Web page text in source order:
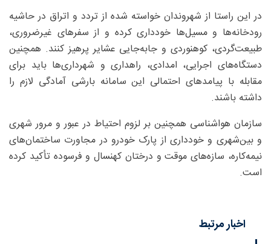
در این راستا از شهروندان خواسته شده از تردد و اتراق در حاشیه
رودخانه‌ها و مسیل‌ها خودداری کرده و از سفرهای غیرضروری،
طبیعت‌گردی، کوهنوردی و جابه‌جایی عشایر پرهیز کنند. همچنین
دستگاه‌های اجرایی، امدادی، راهداری و شهرداری‌ها باید برای
مقابله با پیامدهای احتمالی این سامانه بارشی آمادگی لازم را
داشته باشند.
سازمان هواشناسی همچنین بر لزوم احتیاط در عبور و مرور شهری
و بین‌شهری و خودداری از پارک خودرو در مجاورت ساختمان‌های
نیمه‌کاره، سازه‌های موقت و درختان کهنسال و فرسوده تأکید کرده
است.
اخبار مرتبط